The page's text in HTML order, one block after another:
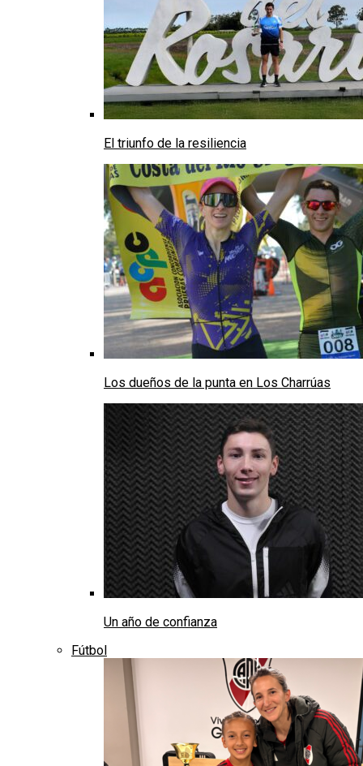
El triunfo de la resiliencia
Los dueños de la punta en Los Charrúas
Un año de confianza
Fútbol